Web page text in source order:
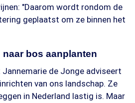
"Daarom wordt rondom de
geplaatst om ze binnen het
bos aanplanten
de Jonge adviseert
van ons landschap. Ze
in Nederland lastig is. Maar